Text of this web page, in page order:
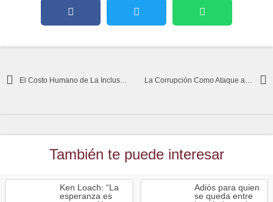
El Costo Humano de La Inclusión de Cuba en La Lista de Estados Patrocinadores del Terrorismo La Corrupción Como Ataque a la Recuperación Económica
También te puede interesar
Ken Loach: “La
esperanza es
Adiós para quien
se queda entre